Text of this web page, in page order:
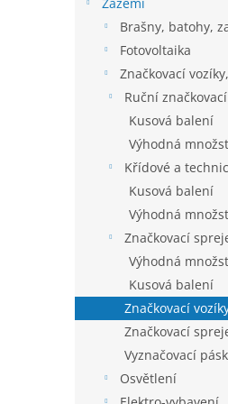
Brašny, batohy,
Fotovoltaika
Značkovací
Ruční
Kusová balení
Výhodná
Křídové a
Kusová balení
Výhodná
Značkovací
Výhodná
Kusová balení
Značkovací
Značkovací
Vyznačovací
Osvětlení